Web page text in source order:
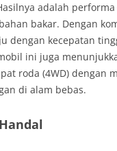
adalah
bakar. Dengan
dengan kecepatan
ini juga
roda (4WD) dengan
di alam bebas.